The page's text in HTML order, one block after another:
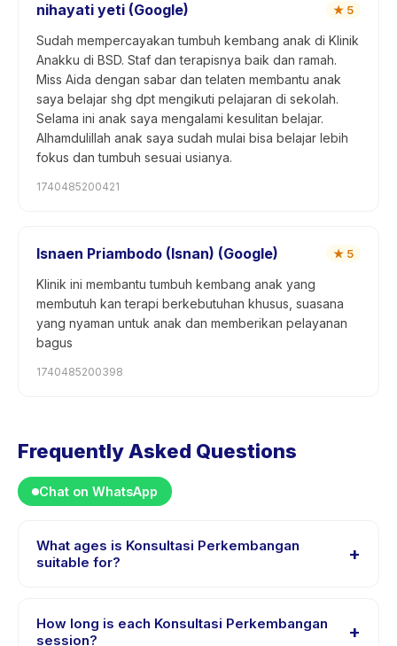
nihayati yeti (Google) ★ 5
Sudah mempercayakan tumbuh kembang anak di Klinik
Anakku di BSD. Staf dan terapisnya baik dan ramah.
Miss Aida dengan sabar dan telaten membantu anak
saya belajar shg dpt mengikuti pelajaran di sekolah.
Selama ini anak saya mengalami kesulitan belajar.
Alhamdulillah anak saya sudah mulai bisa belajar lebih
fokus dan tumbuh sesuai usianya.
1740485200421
Isnaen Priambodo (Isnan) (Google) ★ 5
Klinik ini membantu tumbuh kembang anak yang
membutuh kan terapi berkebutuhan khusus, suasana
yang nyaman untuk anak dan memberikan pelayanan
bagus
1740485200398
Frequently Asked Questions
Chat on WhatsApp
What ages is Konsultasi Perkembangan
suitable for?
+
aged 0 to 5 years. The instructor adapts the program
to suit different skill levels within this age range so
How long is each Konsultasi Perkembangan
session?
+